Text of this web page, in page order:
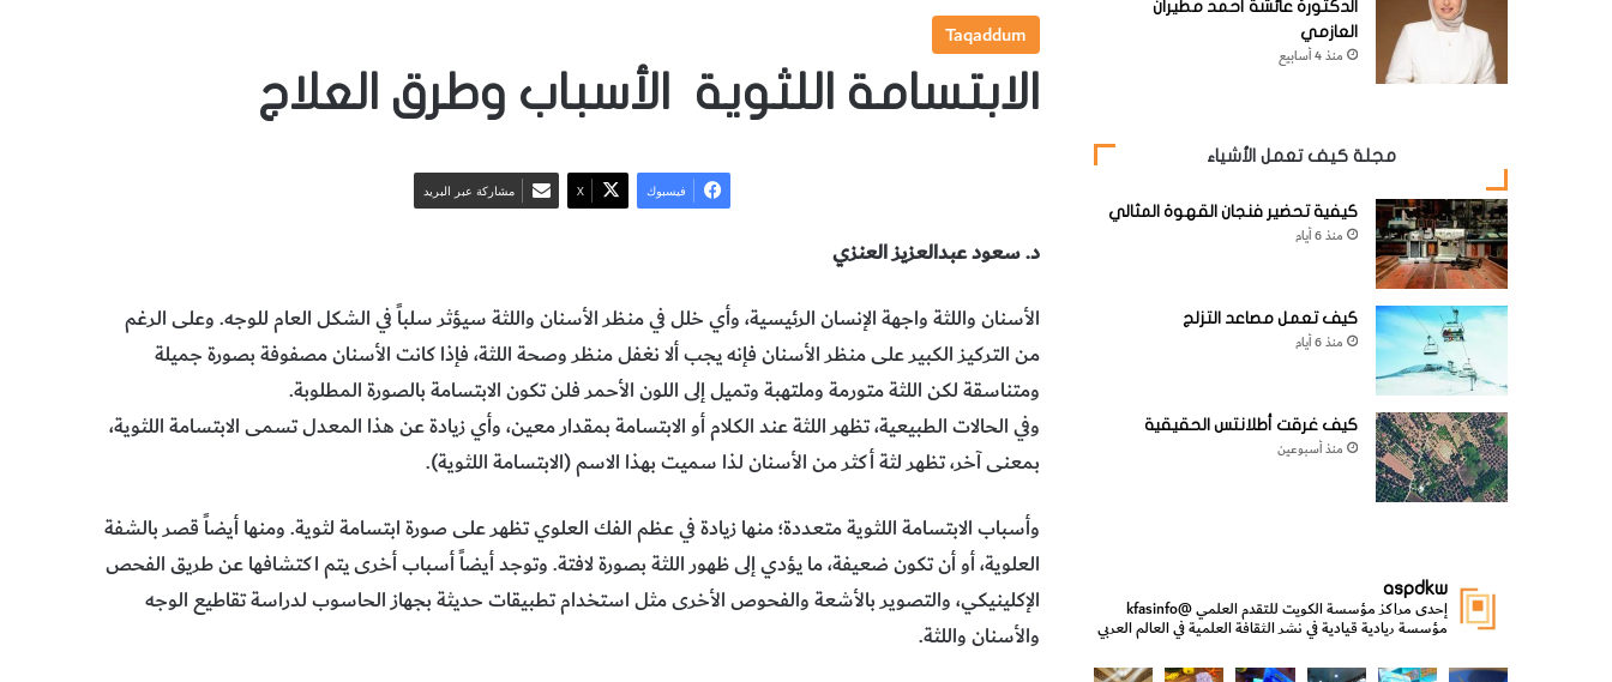
Taqaddum
الابتسامة اللثوية الأسباب وطرق العلاج
فيسبوك ‫X مشاركة عبر البريد
د. سعود عبدالعزيز العنزي
الأسنان واللثة واجهة الإنسان الرئيسية، وأي خلل في منظر الأسنان واللثة سيؤثر سلباً في الشكل العام للوجه. وعلى الرغم
من التركيز الكبير على منظر الأسنان فإنه يجب ألا نغفل منظر وصحة اللثة، فإذا كانت الأسنان مصفوفة بصورة جميلة
ومتناسقة لكن اللثة متورمة وملتهبة وتميل إلى اللون الأحمر فلن تكون الابتسامة بالصورة المطلوبة.
وفي الحالات الطبيعية، تظهر اللثة عند الكلام أو الابتسامة بمقدار معين، وأي زيادة عن هذا المعدل تسمى الابتسامة اللثوية،
بمعنى آخر، تظهر لثة أكثر من الأسنان لذا سميت بهذا الاسم (الابتسامة اللثوية).
وأسباب الابتسامة اللثوية متعددة؛ منها زيادة في عظم الفك العلوي تظهر على صورة ابتسامة لثوية. ومنها أيضاً قصر بالشفة
العلوية، أو أن تكون ضعيفة، ما يؤدي إلى ظهور اللثة بصورة لافتة. وتوجد أيضاً أسباب أخرى يتم اكتشافها عن طريق الفحص
الإكلينيكي، والتصوير بالأشعة والفحوص الأخرى مثل استخدام تطبيقات حديثة بجهاز الحاسوب لدراسة تقاطيع الوجه
والأسنان واللثة.
الدكتورة عائشة أحمد مطيران
العازمي
منذ 4 أسابيع
مجلة كيف تعمل الأشياء
كيفية تحضير فنجان القهوة المثالي
منذ 6 أيام
كيف تعمل مصاعد التزلج
منذ 6 أيام
كيف غرقت أطلانتس الحقيقية
منذ أسبوعين
aspdkw
إحدى مراكز مؤسسة الكويت للتقدم العلمي@kfasinfo
مؤسسة ريادية قيادية في نشر الثقافة العلمية في العالم العربي
ووزير الدولة لشؤون الش
من الأعماق نكتشف ومن الكتب نتعلّم⁨ رجعنا! ما كنّا بعيد! مجهزين لكم كل جديد!⁩